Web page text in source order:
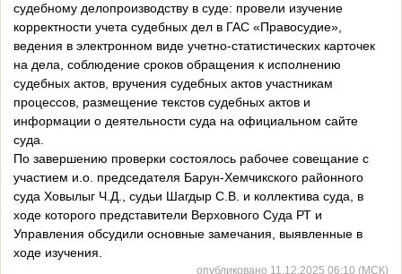
судебному делопроизводству в суде: провели изучение
корректности учета судебных дел в ГАС «Правосудие»,
ведения в электронном виде учетно-статистических карточек
на дела, соблюдение сроков обращения к исполнению
судебных актов, вручения судебных актов участникам
процессов, размещение текстов судебных актов и
информации о деятельности суда на официальном сайте
суда.
По завершению проверки состоялось рабочее совещание с
участием и.о. председателя Барун-Хемчикского районного
суда Ховылыг Ч.Д., судьи Шагдыр С.В. и коллектива суда, в
ходе которого представители Верховного Суда РТ и
Управления обсудили основные замечания, выявленные в
ходе изучения.
опубликовано 11.12.2025 06:10 (МСК)